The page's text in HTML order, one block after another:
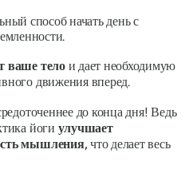
способ начать день с
ваше телои дает необходимую
движения вперед.
до конца дня! Ведь
йоги улучшает
мышления,что делает весь